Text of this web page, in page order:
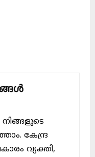
കേന്ദ്ര
വ്യക്തി,